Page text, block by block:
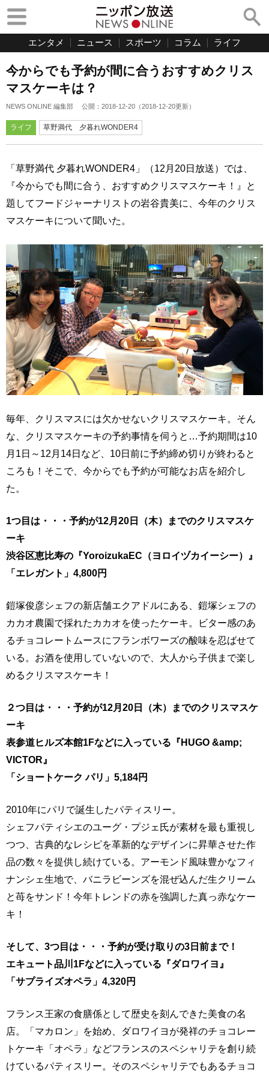
エンタメ ニュース スポーツ コラム ライフ
今からでも予約が間に合うおすすめクリス
マスケーキは？
NEWS ONLINE 編集部 公開： 2018-12-20 （2018-12-20更新）
ライフ 草野満代 夕暮れWONDER4
「草野満代 夕暮れWONDER4」（12月20日放送）では、
『今からでも間に合う、おすすめクリスマスケーキ！』と
題してフードジャーナリストの岩谷貴美に、今年のクリス
マスケーキについて聞いた。
毎年、クリスマスには欠かせないクリスマスケーキ。そん
な、クリスマスケーキの予約事情を伺うと…予約期間は10
月1日～12月14日など、10日前に予約締め切りが終わると
ころも！そこで、今からでも予約が可能なお店を紹介し
た。
1つ目は・・・予約が12月20日（木）までのクリスマスケ
ーキ
渋谷区恵比寿の『YoroizukaEC（ヨロイヅカイーシー）』
「エレガント」4,800円
鎧塚俊彦シェフの新店舗エクアドルにある、鎧塚シェフの
カカオ農園で採れたカカオを使ったケーキ。ビター感のあ
るチョコレートムースにフランボワーズの酸味を忍ばせて
いる。お酒を使用していないので、大人から子供まで楽し
めるクリスマスケーキ！
２つ目は・・・予約が12月20日（木）までのクリスマスケ
ーキ
表参道ヒルズ本館1Fなどに入っている『HUGO &amp;
VICTOR』
「ショートケーク パリ」5,184円
2010年にパリで誕生したパティスリー。
シェフパティシエのユーグ・プジェ氏が素材を最も重視し
つつ、古典的なレシピを革新的なデザインに昇華させた作
品の数々を提供し続けている。アーモンド風味豊かなフィ
ナンシェ生地で、バニラビーンズを混ぜ込んだ生クリーム
と苺をサンド！今年トレンドの赤を強調した真っ赤なケー
キ！
そして、3つ目は・・・予約が受け取りの3日前まで！
エキュート品川1Fなどに入っている『ダロワイヨ』
「サプライズオペラ」4,320円
フランス王家の食膳係として歴史を刻んできた美食の名
店。「マカロン」を始め、ダロワイヨが発祥のチョコレー
トケーキ「オペラ」などフランスのスペシャリテを創り続
けているパティスリー。そのスペシャリテでもあるチョコ